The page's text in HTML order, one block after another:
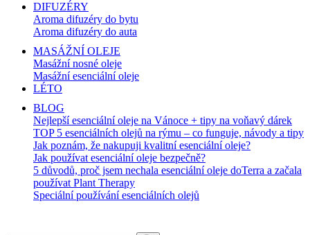
DIFUZÉRY
Aroma difuzéry do bytu
Aroma difuzéry do auta
MASÁŽNÍ OLEJE
Masážní nosné oleje
Masážní esenciální oleje
LÉTO
BLOG
Nejlepší esenciální oleje na Vánoce + tipy na voňavý dárek
TOP 5 esenciálních olejů na rýmu – co funguje, návody a tipy
Jak poznám, že nakupuji kvalitní esenciální oleje?
Jak používat esenciální oleje bezpečně?
5 důvodů, proč jsem nechala esenciální oleje doTerra a začala
používat Plant Therapy
Speciální používání esenciálních olejů